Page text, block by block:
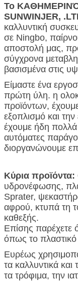
Το ΚΑΘΗΜΕΡΙΝΌ
SUNWINJER,
καλλυντική
σε Ningbo,
αποστολή μας,
σύγχρονα
βασισμένα στις
για να κάνουν την
ψεκαστήρων
τον έντονο
προκαλεσμένος
για να
εκτιμημένων
και τη
Είμαστε ένα
πρώτη ύλη. η
προϊόντων,
εξοπλισμό και
έχουμε ήδη
αυτόματες
διοργανώνουμε
υπηρεσία μας για
προϊόντα και την
Κύρια προϊόντα:
υδρονέφωσης,
Sprater,
αφρού, κτυπά τη
καθεξής.
Επίσης παρέχετε
όπως το πλαστικό
μπουκάλι PETG,
κρέμας, το ε-
Ευρέως
τα καλλυντικά
τα τρόφιμα, την